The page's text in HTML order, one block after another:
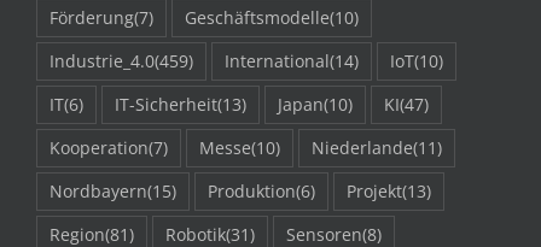
Förderung(7) Geschäftsmodelle(10)
Industrie_4.0(459) International(14) IoT(10)
IT(6) IT-Sicherheit(13) Japan(10) KI(47)
Kooperation(7) Messe(10) Niederlande(11)
Nordbayern(15) Produktion(6) Projekt(13)
Region(81) Robotik(31) Sensoren(8)